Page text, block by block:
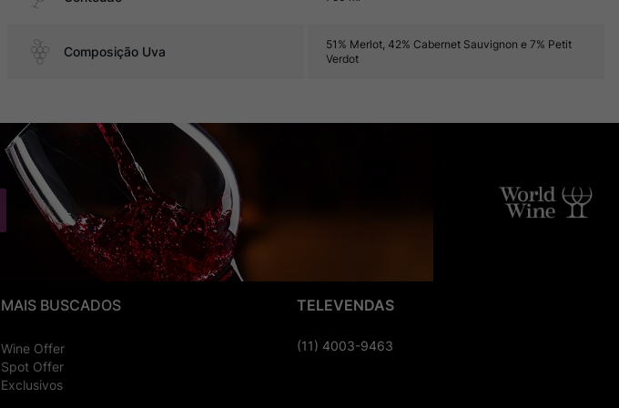
Composição Uva
51% Merlot, 42% Cabernet Sauvignon e 7% Petit
Verdot
MAIS BUSCADOS
Wine Offer
Spot Offer
Exclusivos
TELEVENDAS
(11) 4003-9463